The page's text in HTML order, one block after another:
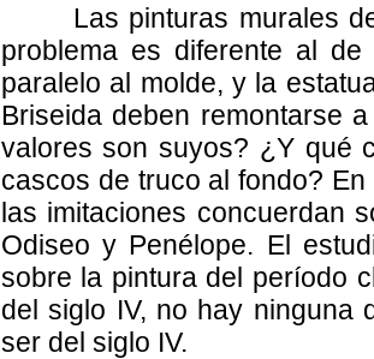
Las pinturas murales
problema es diferente al
paralelo al molde, y la
Briseida deben remontarse
valores son suyos? ¿Y qué
cascos de truco al fondo?
las imitaciones concuerdan
Odiseo y Penélope. El
sobre la pintura del período
del siglo IV, no hay ninguna
ser del siglo IV.